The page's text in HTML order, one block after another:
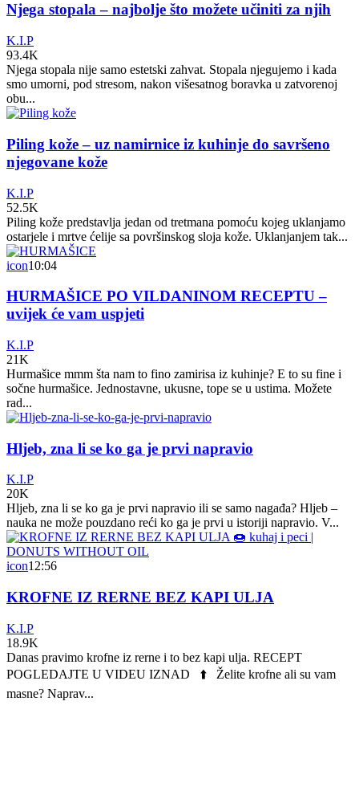
Njega stopala – najbolje što možete učiniti za njih
K.I.P
93.4K
Njega stopala nije samo estetski zahvat. Stopala njegujemo i kada
smo umorni, pod stresom, nakon višesatnog boravka u zatvorenoj
obu...
Piling kože – uz namirnice iz kuhinje do savršeno
njegovane kože
K.I.P
52.5K
Piling kože predstavlja jedan od tretmana pomoću kojeg uklanjamo
ostarjele i mrtve ćelije sa površinskog sloja kože. Uklanjanjem tak...
icon10:04
HURMAŠICE PO VILDANINOM RECEPTU –
uvijek će vam uspjeti
K.I.P
21K
Hurmašice mmm šta nam to fino zamirisa iz kuhinje? E to su fine i
sočne hurmašice. Jednostavne, ukusne, tope se u ustima. Možete
rad...
Hljeb, zna li se ko ga je prvi napravio
K.I.P
20K
Hljeb, zna li se ko ga je prvi napravio ili se samo nagađa? Hljeb –
nauka ne može pouzdano reći ko ga je prvi u istoriji napravio. V...
icon12:56
KROFNE IZ RERNE BEZ KAPI ULJA
K.I.P
18.9K
Danas pravimo krofne iz rerne i to bez kapi ulja. RECEPT
POGLEDAJTE U VIDEU IZNAD ⬆️ Želite krofne ali su vam
masne? Naprav...